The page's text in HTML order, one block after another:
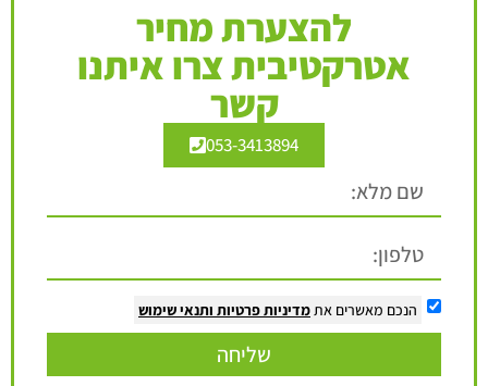
להצערת מחיר
אטרקטיבית צרו איתנו
קשר
053-3413894
הנכם מאשרים אתמדיניות פרטיות ותנאי שימוש
שליחה